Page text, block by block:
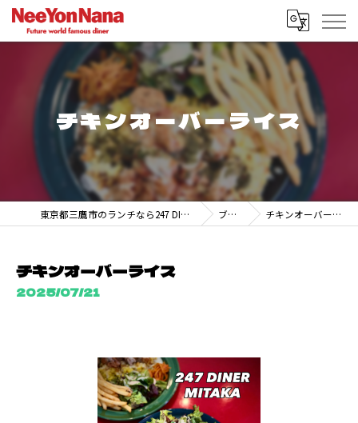
チキンオーバーライス
東京都三鷹市のランチなら247 DINER MITAKA ブログ チキンオーバーライス
チキンオーバーライス
2025/07/21